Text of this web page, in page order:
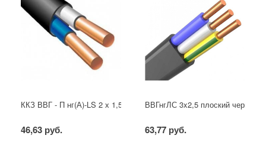
ККЗ ВВГ - П нг(А)-LS 2 х 1,5 ГОСТ
46,63 руб.
ВВГнгЛС 3x2,5 плоский черный
63,77 руб.